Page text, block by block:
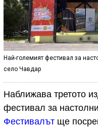
Най-големият фестивал за
село Чавдар
Наближава третото
фecтивaл за
Фестивалът ще